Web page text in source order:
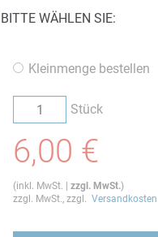
BITTE WÄHLEN SIE:
Kleinmenge bestellen
Stück
6,00 €
(inkl. MwSt. zzgl. MwSt.)
zzgl. MwSt., zzgl. Versandkosten